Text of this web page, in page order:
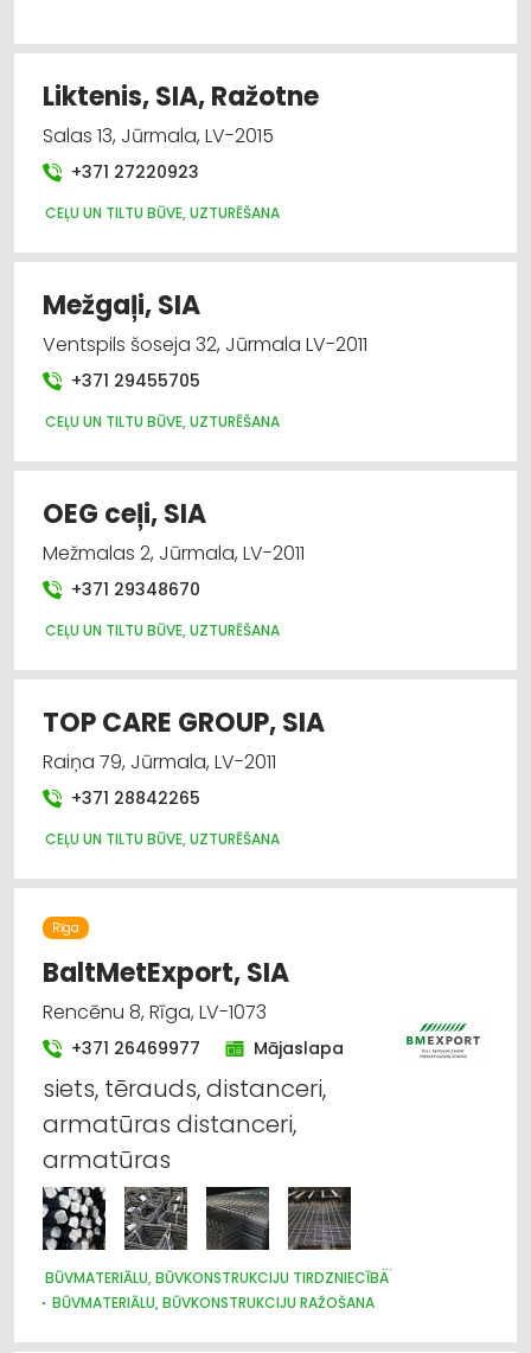
Liktenis, SIA, Ražotne
Salas 13, Jūrmala, LV-2015
+371 27220923
CEĻU UN TILTU BŪVE, UZTURĒŠANA
Mežgaļi, SIA
Ventspils šoseja 32, Jūrmala LV-2011
+371 29455705
CEĻU UN TILTU BŪVE, UZTURĒŠANA
OEG ceļi, SIA
Mežmalas 2, Jūrmala, LV-2011
+371 29348670
CEĻU UN TILTU BŪVE, UZTURĒŠANA
TOP CARE GROUP, SIA
Raiņa 79, Jūrmala, LV-2011
+371 28842265
CEĻU UN TILTU BŪVE, UZTURĒŠANA
Rīga
BaltMetExport, SIA
Rencēnu 8, Rīga, LV-1073
+371 26469977 Mājaslapa
siets, tērauds, distanceri,
armatūras distanceri,
armatūras
BŪVMATERIĀLU, BŪVKONSTRUKCIJU TIRDZNIECĪBA
BŪVMATERIĀLU, BŪVKONSTRUKCIJU RAŽOŠANA